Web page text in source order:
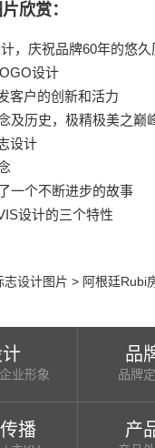
欣赏：
，庆祝品牌60年的悠久
设计
客户的创新和活力
及历史，极精极美之巅
设计
一个不断进步的故事
设计的三个特性
志设计图片 > 阿根廷Rubi
业形象
品
品牌
播 产